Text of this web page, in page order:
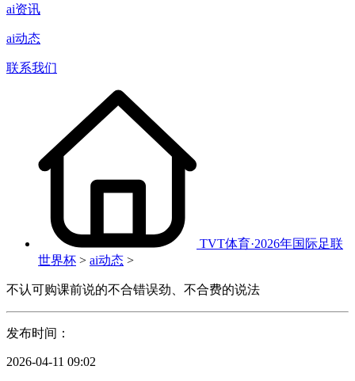
ai资讯
ai动态
联系我们
TVT体育·2026年国际足联
世界杯 > ai动态 >
不认可购课前说的不合错误劲、不合费的说法
发布时间：
2026-04-11 09:02